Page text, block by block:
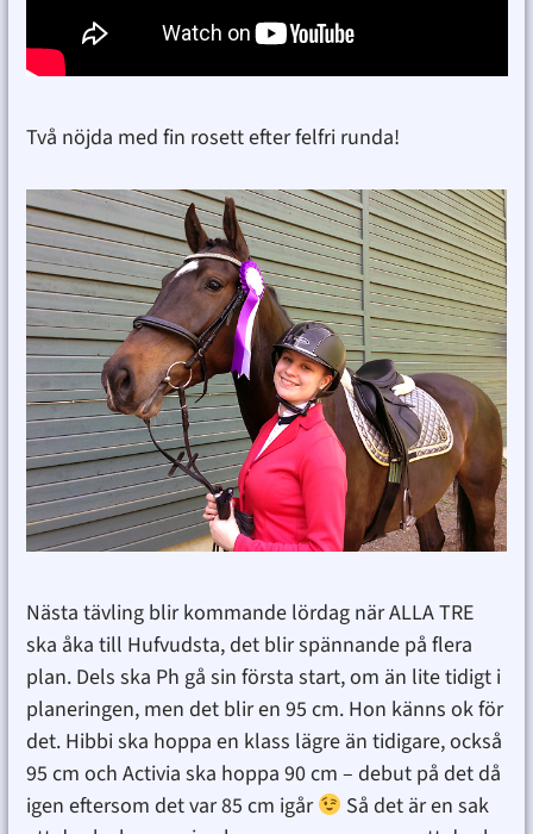
Två nöjda med fin rosett efter felfri runda!
Nästa tävling blir kommande lördag när ALLA TRE
ska åka till Hufvudsta, det blir spännande på flera
plan. Dels ska Ph gå sin första start, om än lite tidigt i
planeringen, men det blir en 95 cm. Hon känns ok för
det. Hibbi ska hoppa en klass lägre än tidigare, också
95 cm och Activia ska hoppa 90 cm – debut på det då
igen eftersom det var 85 cm igår
Så det är en sak